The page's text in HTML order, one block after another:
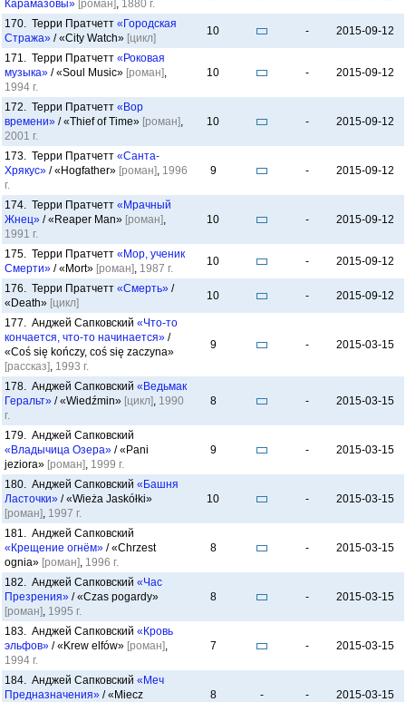
Карамазовы» [роман], 1880 г.
170. Терри Пратчетт «Городская
Стража» / «City Watch» [цикл]
10 - 2015-09-12
171. Терри Пратчетт «Роковая
музыка» / «Soul Music» [роман],
1994 г.
10 - 2015-09-12
172. Терри Пратчетт «Вор
времени» / «Thief of Time» [роман],
2001 г.
10 - 2015-09-12
173. Терри Пратчетт «Санта-
Хрякус» / «Hogfather» [роман], 1996
г.
9 - 2015-09-12
174. Терри Пратчетт «Мрачный
Жнец» / «Reaper Man» [роман],
1991 г.
10 - 2015-09-12
175. Терри Пратчетт «Мор, ученик
Смерти» / «Mort» [роман], 1987 г.
10 - 2015-09-12
176. Терри Пратчетт «Смерть» /
«Death» [цикл]
10 - 2015-09-12
177. Анджей Сапковский «Что-то
кончается, что-то начинается» /
«Coś się kończy, coś się zaczyna»
[рассказ], 1993 г.
9 - 2015-03-15
178. Анджей Сапковский «Ведьмак
Геральт» / «Wiedźmin» [цикл], 1990
г.
8 - 2015-03-15
179. Анджей Сапковский
«Владычица Озера» / «Pani
jeziora» [роман], 1999 г.
9 - 2015-03-15
180. Анджей Сапковский «Башня
Ласточки» / «Wieża Jaskółki»
[роман], 1997 г.
10 - 2015-03-15
181. Анджей Сапковский
«Крещение огнём» / «Chrzest
ognia» [роман], 1996 г.
8 - 2015-03-15
182. Анджей Сапковский «Час
Презрения» / «Czas pogardy»
[роман], 1995 г.
8 - 2015-03-15
183. Анджей Сапковский «Кровь
эльфов» / «Krew elfów» [роман],
1994 г.
7 - 2015-03-15
184. Анджей Сапковский «Меч
Предназначения» / «Miecz
8 - - 2015-03-15